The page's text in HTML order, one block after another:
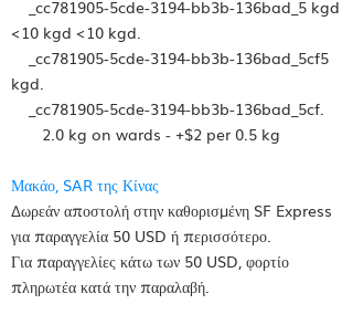
_cc781905-5cde-3194-bb3b-136bad_5 kgd
<10 kgd <10 kgd.
_cc781905-5cde-3194-bb3b-136bad_5cf5
kgd.
_cc781905-5cde-3194-bb3b-136bad_5cf.
2.0 kg on wards - +$2 per 0.5 kg
Μακάο, SAR της Κίνας
Δωρεάν αποστολή στην καθορισμένη SF Express
για παραγγελία 50 USD ή περισσότερο.
Για παραγγελίες κάτω των 50 USD, φορτίο
πληρωτέα κατά την παραλαβή.